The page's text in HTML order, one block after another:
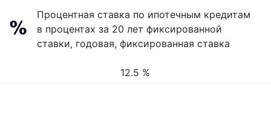
Процентная ставка по ипотечным кредитам
в процентах за 20 лет фиксированной
ставки, годовая, фиксированная ставка
12.5 %